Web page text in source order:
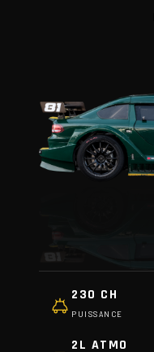
230 CH
PUISSANCE
2L ATMO